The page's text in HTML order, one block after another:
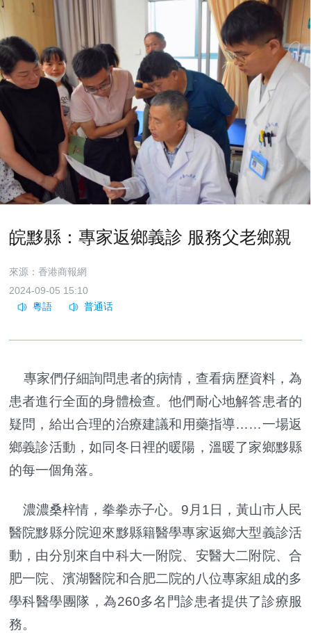
皖黟縣：專家返鄉義診 服務父老鄉親
來源：香港商報網
2024-09-05 15:10
專家們仔細詢問患者的病情，查看病歷資料，為
患者進行全面的身體檢查。他們耐心地解答患者的
疑問，給出合理的治療建議和用藥指導……一場返
鄉義診活動，如同冬日裡的暖陽，溫暖了家鄉黟縣
的每一個角落。
濃濃桑梓情，拳拳赤子心。9月1日，黃山市人民
醫院黟縣分院迎來黟縣籍醫學專家返鄉大型義診活
動，由分別來自中科大一附院、安醫大二附院、合
肥一院、濱湖醫院和合肥二院的八位專家組成的多
學科醫學團隊，為260多名門診患者提供了診療服
務。